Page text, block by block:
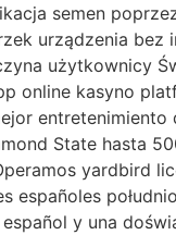
semen
urządzenia bez
użytkownicy
online kasyno
State hasta
yardbird
y una